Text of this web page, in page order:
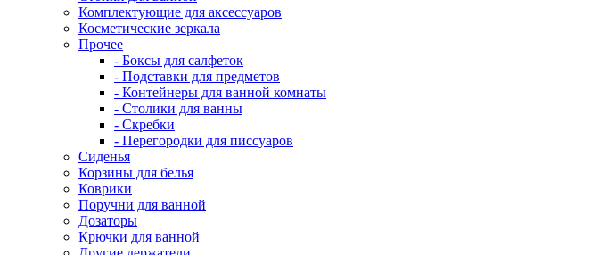
Комплектующие для аксессуаров
Косметические зеркала
Прочее
- Боксы для салфеток
- Подставки для предметов
- Контейнеры для ванной комнаты
- Столики для ванны
- Скребки
- Перегородки для писсуаров
Сиденья
Корзины для белья
Коврики
Поручни для ванной
Дозаторы
Крючки для ванной